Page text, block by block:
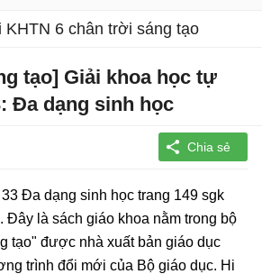
KHTN 6 chân trời sáng tạo
tạo] Giải khoa học tự
Đa dạng sinh học
Đa dạng sinh học trang 149 sgk
Đây là sách giáo khoa nằm trong bộ
tạo" được nhà xuất bản giáo dục
trình đổi mới của Bộ giáo dục. Hi